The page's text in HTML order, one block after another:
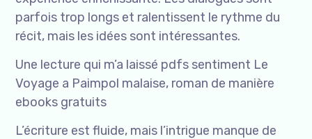
parfois trop longs et ralentissent le rythme du
récit, mais les idées sont intéressantes.
Une lecture qui m’a laissé pdfs sentiment Le
Voyage a Paimpol malaise, roman de manière
ebooks gratuits
L’écriture est fluide, mais l’intrigue manque de